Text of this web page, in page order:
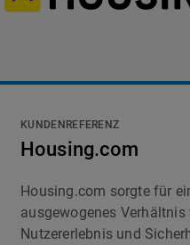
KUNDENREFERENZ
Housing.com
Housing.com sorgte für
ausgewogenes Verhältnis
Nutzererlebnis und